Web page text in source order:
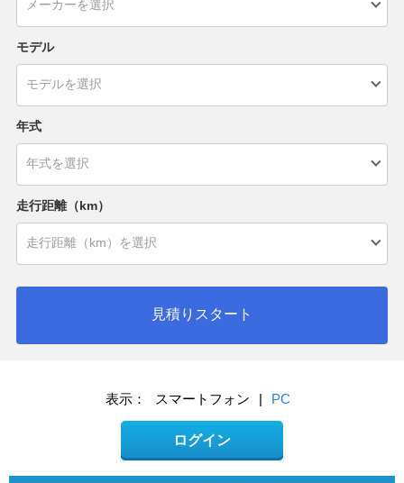
モデル
年式
走行距離（km）
見積りスタート
表示： スマートフォン | PC
ログイン